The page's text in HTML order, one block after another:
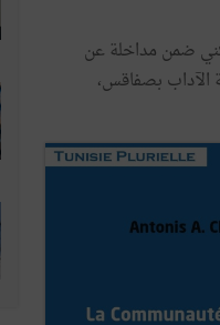
ضمن مداخلة عن
الآداب بصفاقس،